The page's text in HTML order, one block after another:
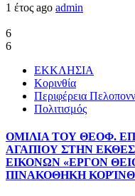
1 έτος ago admin
6
6
ΕΚΚΛΗΣΙΑ
Κορινθία
Περιφέρεια
Πολιτισμός
ΟΜΙΛΙΑ ΤΟΥ ΘΕΟΦ.
ΑΓΑΠΙΟΥ ΣΤΗΝ
ΕΙΚΟΝΩΝ «ΕΡΓΟΝ
ΠΙΝΑΚΟΘΗΚΗ